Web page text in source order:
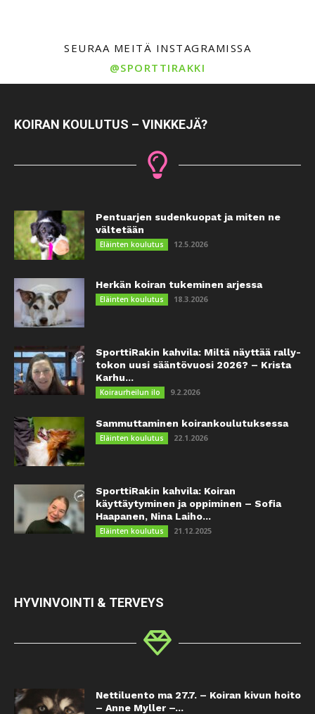
SEURAA MEITÄ INSTAGRAMISSA
@SPORTTIRAKKI
KOIRAN KOULUTUS – VINKKEJÄ?
Pentuarjen sudenkuopat ja miten ne
vältetään
Eläinten koulutus 12.5.2026
Herkän koiran tukeminen arjessa
Eläinten koulutus 18.3.2026
SporttiRakin kahvila: Miltä näyttää rally-
tokon uusi sääntövuosi 2026? – Krista
Karhu...
Koiraurheilun ilo 9.2.2026
Sammuttaminen koirankoulutuksessa
Eläinten koulutus 22.1.2026
SporttiRakin kahvila: Koiran
käyttäytyminen ja oppiminen – Sofia
Haapanen, Nina Laiho...
Eläinten koulutus 21.12.2025
HYVINVOINTI & TERVEYS
Nettiluento ma 27.7. – Koiran kivun hoito
– Anne Myller –...